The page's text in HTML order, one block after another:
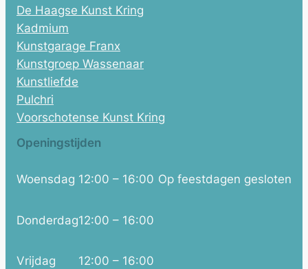
De Haagse Kunst Kring
Kadmium
Kunstgarage Franx
Kunstgroep Wassenaar
Kunstliefde
Pulchri
Voorschotense Kunst Kring
Openingstijden
Woensdag
Donderdag
Vrijdag
12:00 – 16:00
12:00 – 16:00
12:00 – 16:00
Op feestdagen gesloten